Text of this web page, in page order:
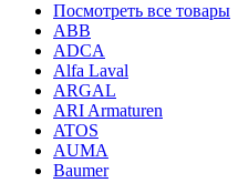
Посмотреть все товары
ABB
ADCA
Alfa Laval
ARGAL
ARI Armaturen
ATOS
AUMA
Baumer